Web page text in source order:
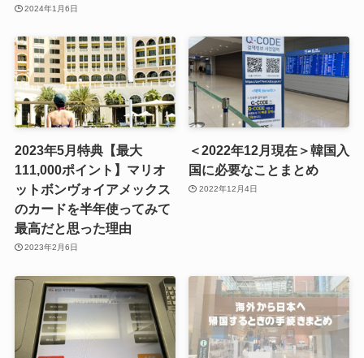
2024年1月6日
2023年5月特典【最大
111,000ポイント】マリオ
ットボンヴォイアメックス
のカードを半年使ってみて
最高だと思った理由
2023年2月6日
＜2022年12月現在＞韓国入
国に必要なことまとめ
2022年12月4日